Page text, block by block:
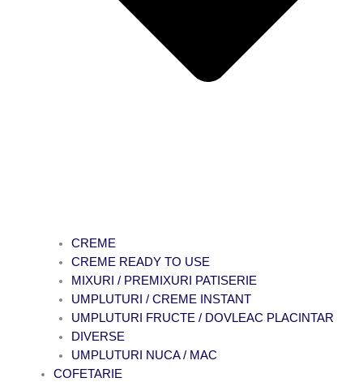
CREME
CREME READY TO USE
MIXURI / PREMIXURI PATISERIE
UMPLUTURI / CREME INSTANT
UMPLUTURI FRUCTE / DOVLEAC PLACINTAR
DIVERSE
UMPLUTURI NUCA / MAC
COFETARIE